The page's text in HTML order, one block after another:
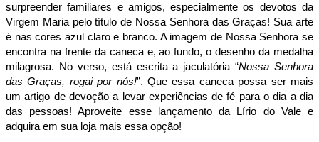
surpreender familiares e amigos, especialmente os devotos da
Virgem Maria pelo título de Nossa Senhora das Graças! Sua arte
é nas cores azul claro e branco. A imagem de Nossa Senhora se
encontra na frente da caneca e, ao fundo, o desenho da medalha
milagrosa. No verso, está escrita a jaculatória “Nossa Senhora
das Graças, rogai por nós!”. Que essa caneca possa ser mais
um artigo de devoção a levar experiências de fé para o dia a dia
das pessoas! Aproveite esse lançamento da Lírio do Vale e
adquira em sua loja mais essa opção!